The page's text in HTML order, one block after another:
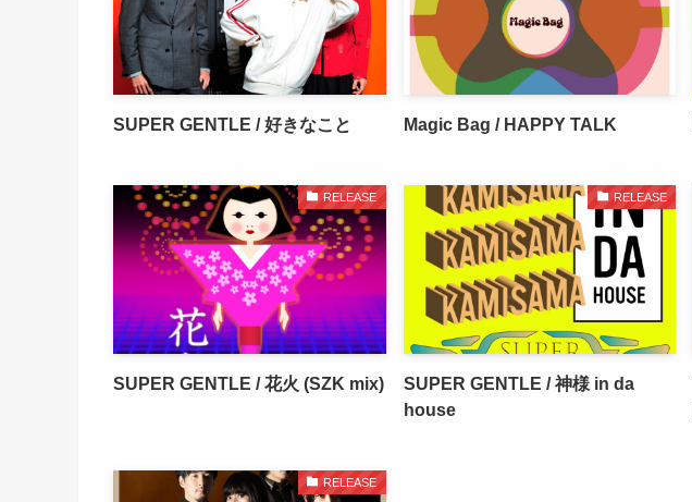
SUPER GENTLE / 好きなこと Magic Bag / HAPPY TALK
RELEASE
SUPER GENTLE / 花火 (SZK mix)
RELEASE
SUPER GENTLE / 神様 in da
house
RELEASE